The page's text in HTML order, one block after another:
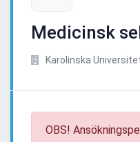
Medicinsk
Karolinska
OBS!